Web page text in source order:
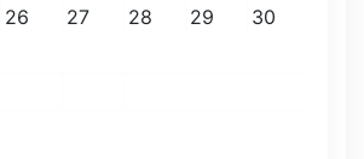
26 27 28 29
30